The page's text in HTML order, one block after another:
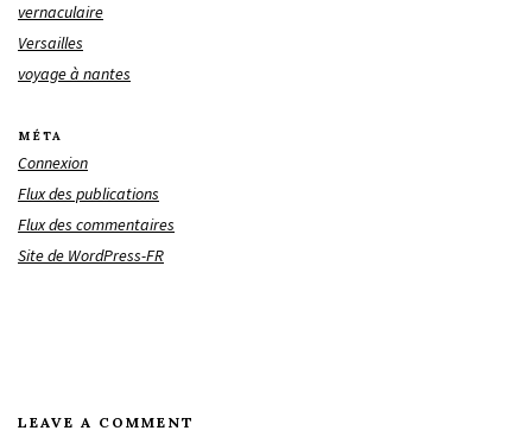
vernaculaire
Versailles
voyage à nantes
MÉTA
Connexion
Flux des publications
Flux des commentaires
Site de WordPress-FR
LEAVE A COMMENT